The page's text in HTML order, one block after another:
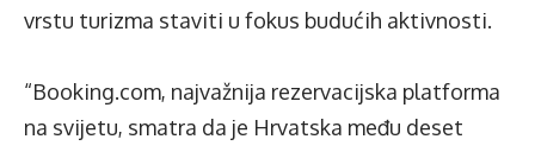
vrstu turizma staviti u fokus budućih aktivnosti.
“Booking.com, najvažnija rezervacijska platforma
na svijetu, smatra da je Hrvatska među deset